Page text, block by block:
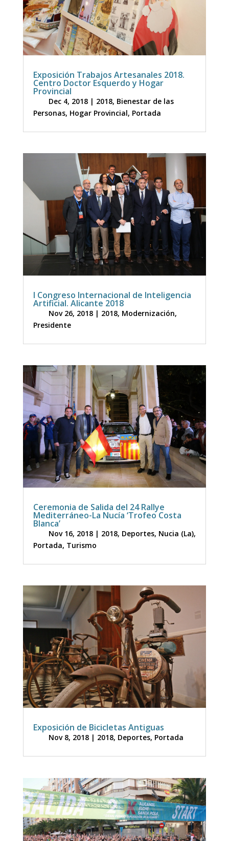
Exposición Trabajos Artesanales 2018.
Centro Doctor Esquerdo y Hogar
Provincial
Dec 4, 2018| 2018, Bienestar de las
Personas, Hogar Provincial, Portada
I Congreso Internacional de Inteligencia
Artificial. Alicante 2018
Nov 26, 2018| 2018, Modernización,
Presidente
Ceremonia de Salida del 24 Rallye
Mediterráneo-La Nucía ‘Trofeo Costa
Blanca’
Nov 16, 2018| 2018, Deportes, Nucia (La),
Portada, Turismo
Exposición de Bicicletas Antiguas
Nov 8, 2018| 2018, Deportes, Portada